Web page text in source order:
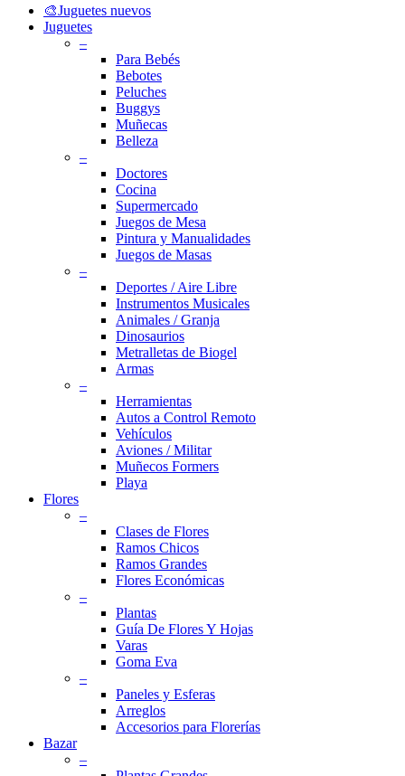
Close
Menu
🎨Juguetes nuevos
Juguetes
–
Para Bebés
Bebotes
Peluches
Buggys
Muñecas
Belleza
–
Doctores
Cocina
Supermercado
Juegos de Mesa
Pintura y Manualidades
Juegos de Masas
–
Deportes / Aire Libre
Instrumentos Musicales
Animales / Granja
Dinosaurios
Metralletas de Biogel
Armas
–
Herramientas
Autos a Control Remoto
Vehículos
Aviones / Militar
Muñecos Formers
Playa
Flores
–
Clases de Flores
Ramos Chicos
Ramos Grandes
Flores Económicas
–
Plantas
Guía De Flores Y Hojas
Varas
Goma Eva
–
Paneles y Esferas
Arreglos
Accesorios para Florerías
Bazar
–